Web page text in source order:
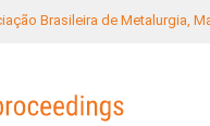
Brasileira de Metalurgia,